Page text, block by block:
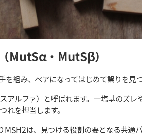
MutSα・MutSβ）
を組み、ペアになってはじめて誤りを見
ルファ）と呼ばれます。一塩基のズレ
れを担当します。
MSH2は、見つける役割の要となる共通